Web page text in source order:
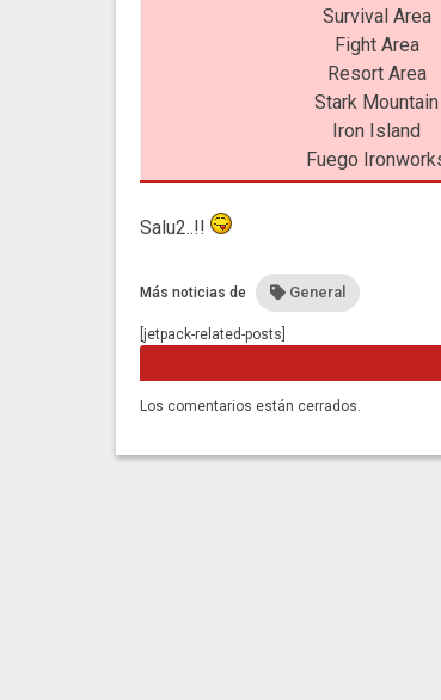
Survival Area
Fight Area
Resort Area
Stark Mountain
Iron Island
Fuego
Salu2..!!
Más noticias de General
[jetpack-related-posts]
Los comentarios están cerrados.